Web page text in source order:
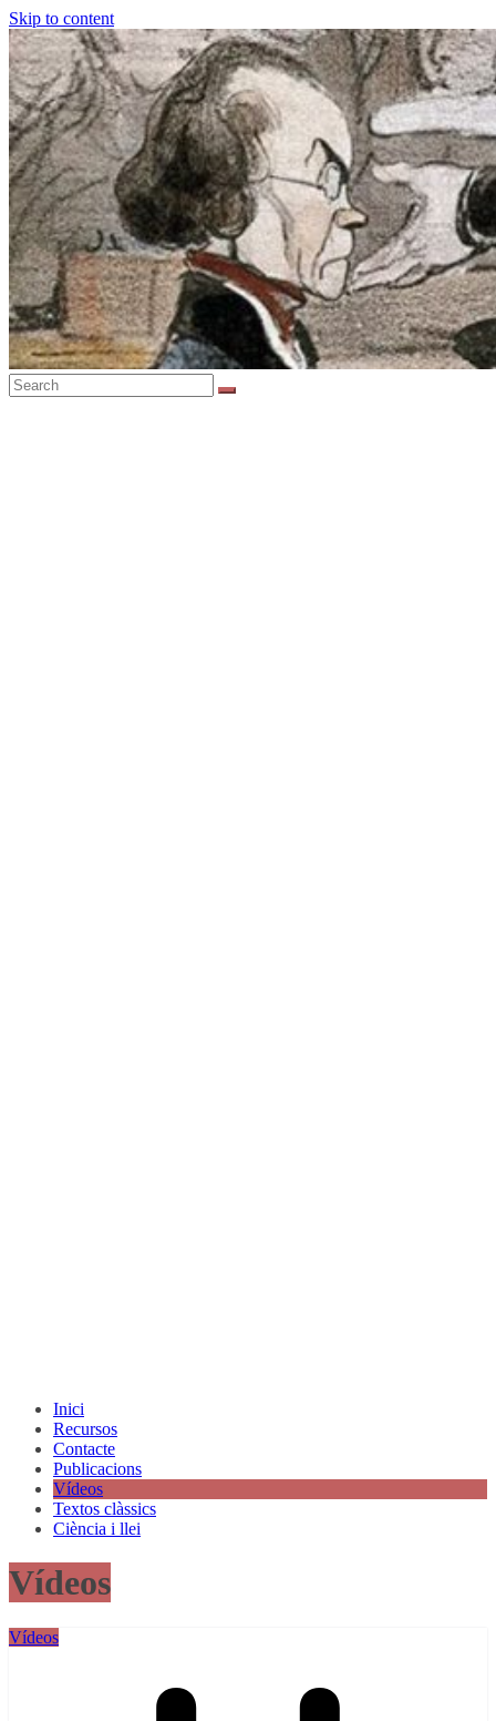
Skip to content
Inici
Recursos
Contacte
Publicacions
Vídeos
Textos clàssics
Ciència i llei
Vídeos
Vídeos